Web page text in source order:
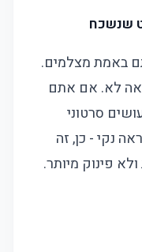
שנשכח
באמת מצלמים.
לא. אם אתם
סרטוני
נקי - כן, זה
פינוק מיותר.